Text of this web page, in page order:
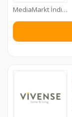
MediaMarkt İndirim Kodu